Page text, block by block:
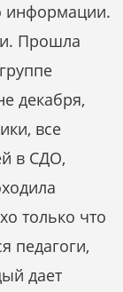
информации.
Прошла
декабря,
все
в СДО,
только что
педагоги,
дает